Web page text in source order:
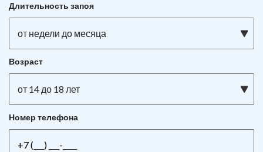
Длительность запоя
от недели до месяца
Возраст
от 14 до 18 лет
Номер телефона